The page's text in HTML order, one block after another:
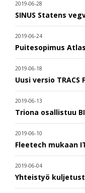
2019-06-28
SINUS Statens
2019-06-24
Puitesopimus
2019-06-18
Uusi versio
2019-06-13
Triona osallistuu
2019-06-10
Fleetech mukaan
2019-06-04
Yhteistyö